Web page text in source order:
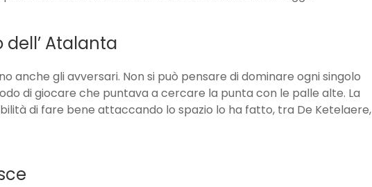
Atalanta
anche gli avversari. Non si può pensare di dominare ogni singolo
di giocare che puntava a cercare la punta con le palle alte. La
di fare bene attaccando lo spazio lo ha fatto, tra De Ketelaere,